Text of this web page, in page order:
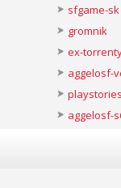
sfgame-sk
gromnik
ex-
aggelosf-
aggelosf-